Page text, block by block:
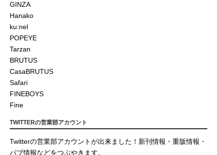
GINZA
Hanako
ku:nel
POPEYE
Tarzan
BRUTUS
CasaBRUTUS
Safari
FINEBOYS
Fine
TWITTERの営業部アカウント
Twitterの営業部アカウントが出来ました！新刊情報・重版情報・
パブ情報などをつぶやきます。